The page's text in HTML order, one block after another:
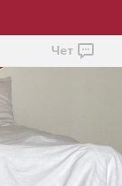
Чет